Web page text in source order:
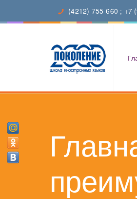
(4212) 755-660 ; +7